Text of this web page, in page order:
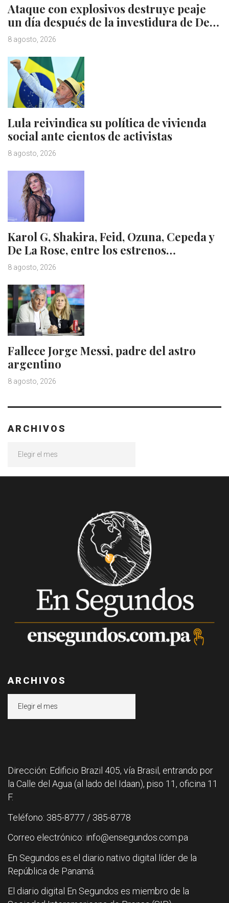
Ataque con explosivos destruye peaje
un día después de la investidura de De…
8 agosto, 2026
Lula reivindica su política de vivienda
social ante cientos de activistas
8 agosto, 2026
Karol G, Shakira, Feid, Ozuna, Cepeda y
De La Rose, entre los estrenos…
8 agosto, 2026
Fallece Jorge Messi, padre del astro
argentino
8 agosto, 2026
ARCHIVOS
ARCHIVOS
Dirección: Edificio Brazil 405, vía Brasil, entrando por
la Calle del Agua (al lado del Idaan), piso 11, oficina 11
F.
Teléfono: 385-8777 / 385-8778
Correo electrónico: info@ensegundos.com.pa
En Segundos es el diario nativo digital líder de la
República de Panamá.
El diario digital En Segundos es miembro de la